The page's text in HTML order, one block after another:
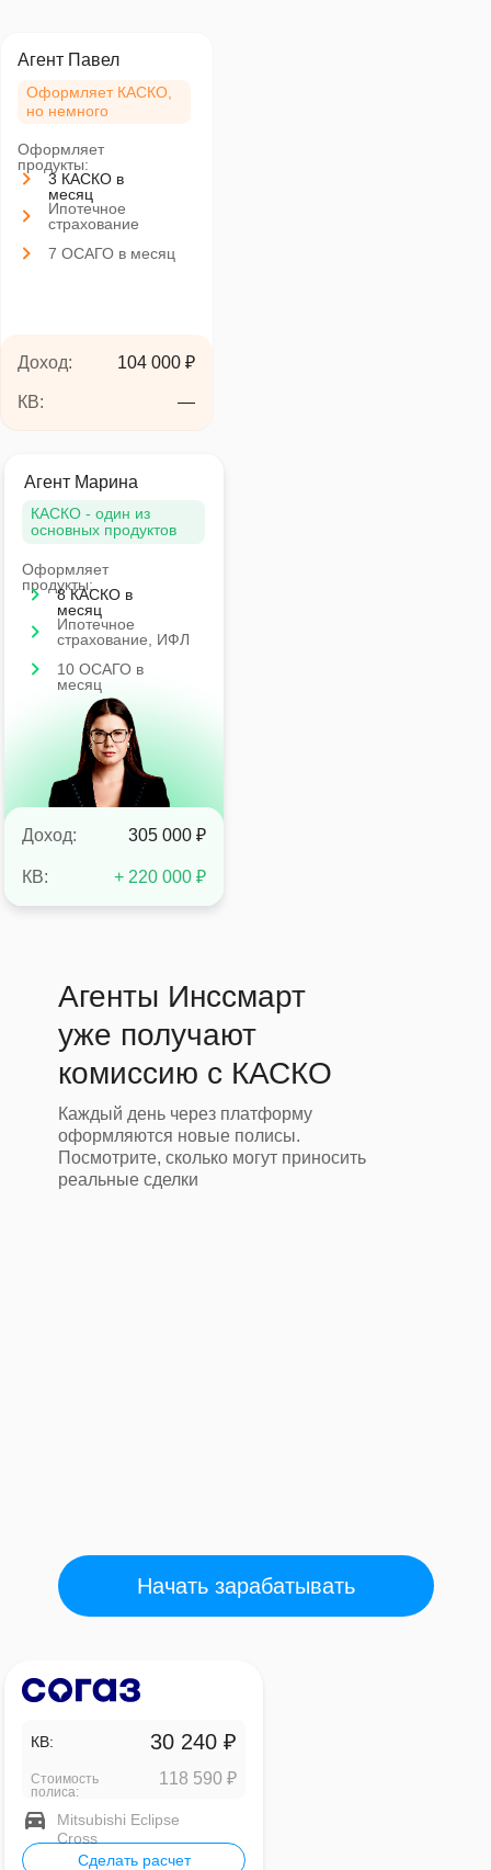
—
КВ:
104 000 ₽
Агент Павел
7 ОСАГО в месяц
Ипотечное
страхование
3 КАСКО в
месяц
Доход:
Оформляет
продукты:
Оформляет КАСКО,
но немного
КАСКО - один из
основных продуктов
Оформляет
продукты:
Доход:
8 КАСКО в
месяц
Ипотечное
страхование, ИФЛ
10 ОСАГО в
месяц
Агент Марина
305 000 ₽
КВ: + 220 000 ₽
Агенты Инссмарт
уже получают
комиссию с КАСКО
Начать зарабатывать
Каждый день через платформу
оформляются новые полисы.
Посмотрите, сколько могут приносить
реальные сделки
Сделать расчет
118 590 ₽
30 240 ₽
Mitsubishi Eclipse
Cross
Стоимость
полиса:
КВ: